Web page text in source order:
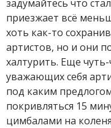
задумайтесь что
приезжает всё
хоть как-то
артистов, но и они
халтурить. Еще
уважающих себя
под каким
покривляться 15
цимбалами на